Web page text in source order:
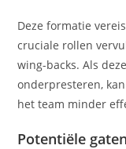
Deze formatie
cruciale rollen
wing-backs. Als
onderpresteren,
het team minder
Potentiële